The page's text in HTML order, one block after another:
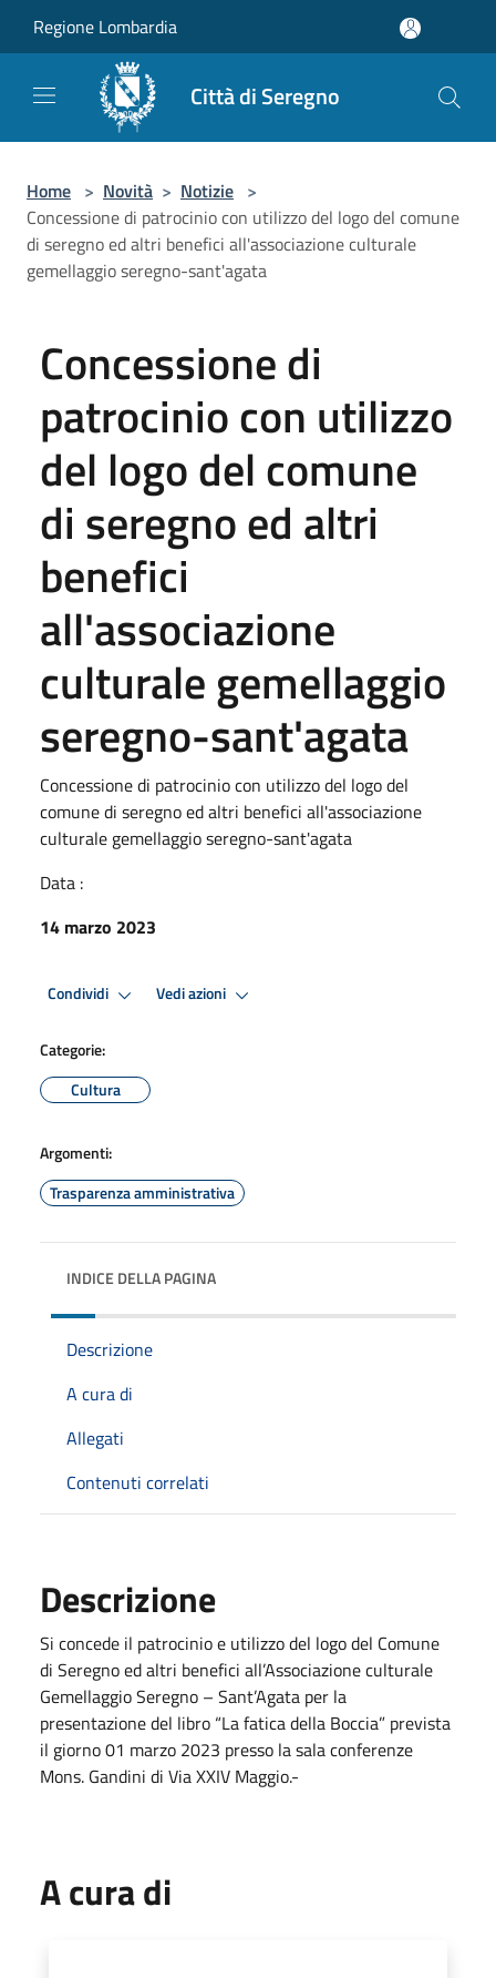
Regione Lombardia
Città di Seregno
Home > Novità > Notizie >
Concessione di patrocinio con utilizzo del logo del comune
di seregno ed altri benefici all'associazione culturale
gemellaggio seregno-sant'agata
Concessione di
patrocinio con utilizzo
del logo del comune
di seregno ed altri
benefici
all'associazione
culturale gemellaggio
seregno-sant'agata
Concessione di patrocinio con utilizzo del logo del
comune di seregno ed altri benefici all'associazione
culturale gemellaggio seregno-sant'agata
Data :
14 marzo 2023
Condividi Vedi azioni
Categorie:
Cultura
Argomenti:
Trasparenza amministrativa
INDICE DELLA PAGINA
Descrizione
A cura di
Allegati
Contenuti correlati
Descrizione
Si concede il patrocinio e utilizzo del logo del Comune
di Seregno ed altri benefici all’Associazione culturale
Gemellaggio Seregno – Sant’Agata per la
presentazione del libro “La fatica della Boccia” prevista
il giorno 01 marzo 2023 presso la sala conferenze
Mons. Gandini di Via XXIV Maggio.-
A cura di